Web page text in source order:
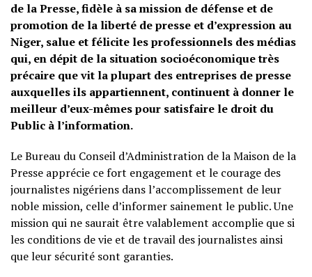
de la Presse, fidèle à sa mission de défense et de
promotion de la liberté de presse et d’expression au
Niger, salue et félicite les professionnels des médias
qui, en dépit de la situation socioéconomique très
précaire que vit la plupart des entreprises de presse
auxquelles ils appartiennent, continuent à donner le
meilleur d’eux-mêmes pour satisfaire le droit du
Public à l’information.
Le Bureau du Conseil d’Administration de la Maison de la
Presse apprécie ce fort engagement et le courage des
journalistes nigériens dans l’accomplissement de leur
noble mission, celle d’informer sainement le public. Une
mission qui ne saurait être valablement accomplie que si
les conditions de vie et de travail des journalistes ainsi
que leur sécurité sont garanties.